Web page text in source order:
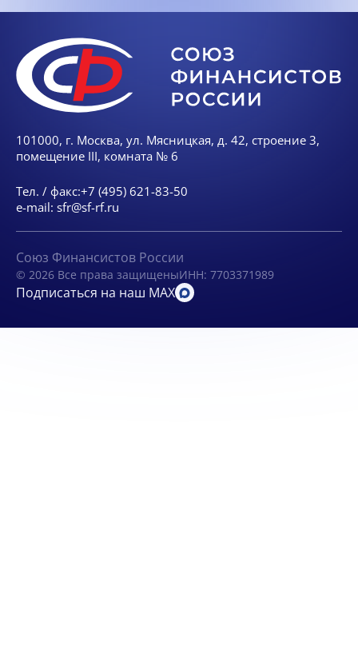
101000, г. Москва, ул. Мясницкая, д. 42, строение 3,
помещение III, комната № 6
Тел. / факс:+7 (495) 621-83-50
e-mail: sfr@sf-rf.ru
Союз Финансистов России
© 2026 Все права защищеныИНН: 7703371989
Подписаться на наш MAX